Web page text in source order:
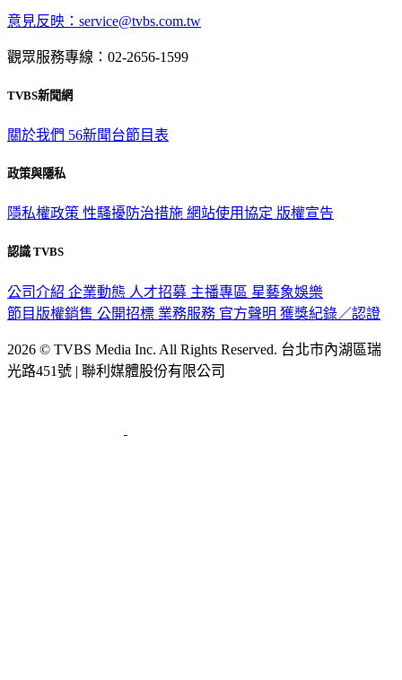
意見反映：service@tvbs.com.tw
觀眾服務專線：02-2656-1599
TVBS新聞網
關於我們 56新聞台節目表
政策與隱私
隱私權政策 性騷擾防治措施 網站使用協定 版權宣告
認識 TVBS
公司介紹 企業動態 人才招募 主播專區 星藝象娛樂
節目版權銷售 公開招標 業務服務 官方聲明 獲獎紀錄／認證
2026 © TVBS Media Inc. All Rights Reserved. 台北市內湖區瑞
光路451號 | 聯利媒體股份有限公司